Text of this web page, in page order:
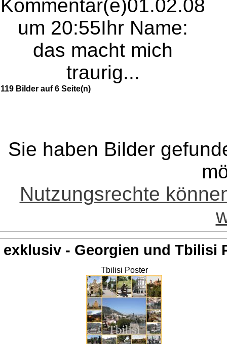
Kommentar(e)01.02.08
um 20:55Ihr Name:
das macht mich
traurig...
119 Bilder auf 6 Seite(n)
Sie haben Bilder
Nutzungsrechte
exklusiv - Georgien und Tbilisi
Tbilisi Poster